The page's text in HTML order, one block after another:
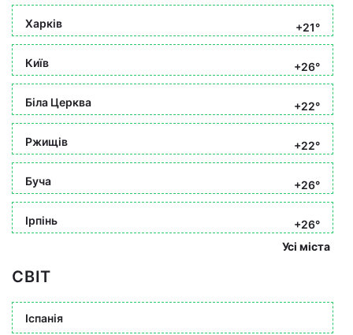
Харків +21°
Київ +26°
Біла Церква +22°
Ржищів +22°
Буча +26°
Ірпінь
+26°
Усі міста
СВІТ
Іспанія